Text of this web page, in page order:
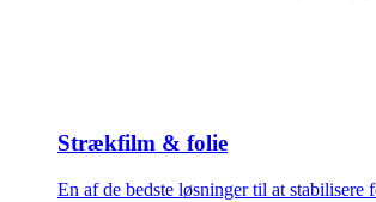
Strækfilm & folie
En af de bedste løsninger til at stabilisere